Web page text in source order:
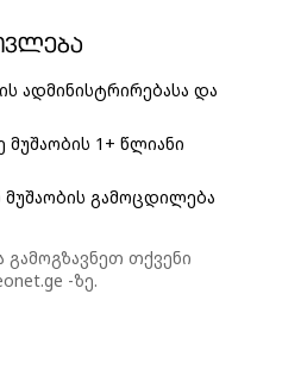
ადმინისტრირებასა და
1+ წლიანი
მუშაობის გამოცდილება
თქვენი
-ზე.